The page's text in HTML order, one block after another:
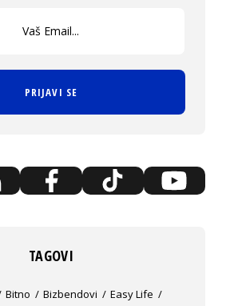
PRIJAVI SE
TAGOVI
Bitno Bizbendovi
Easy Life